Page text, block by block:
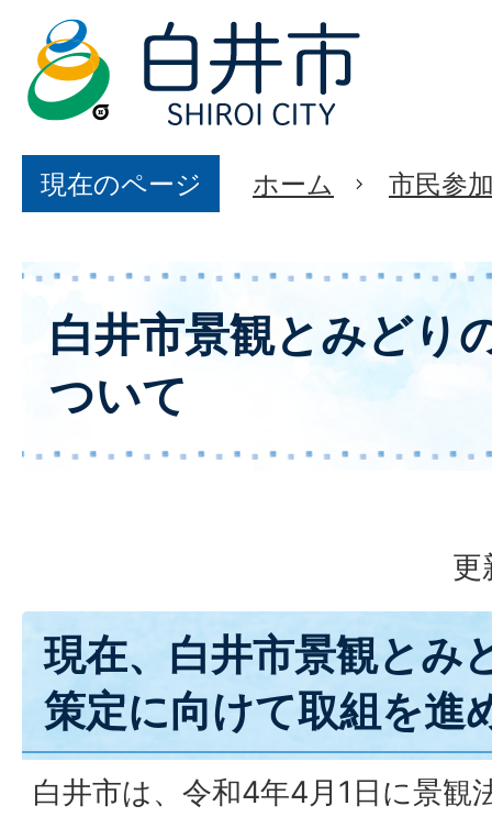
現在のページ ホーム 市民参
白井市景観とみどり
ついて
更
現在、白井市景観とみ
策定に向けて取組を進
白井市は、令和4年4月1日に景観